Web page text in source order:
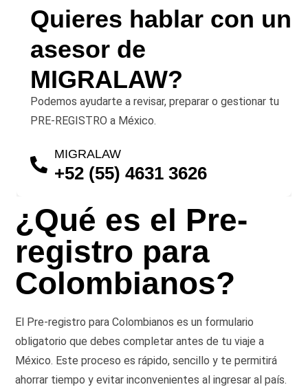
Quieres hablar con un
asesor de
MIGRALAW?
Podemos ayudarte a revisar, preparar o gestionar tu
PRE-REGISTRO a México.
MIGRALAW
+52 (55) 4631 3626
¿Qué es el Pre-
registro para
Colombianos?
El Pre-registro para Colombianos es un formulario
obligatorio que debes completar antes de tu viaje a
México. Este proceso es rápido, sencillo y te permitirá
ahorrar tiempo y evitar inconvenientes al ingresar al país.